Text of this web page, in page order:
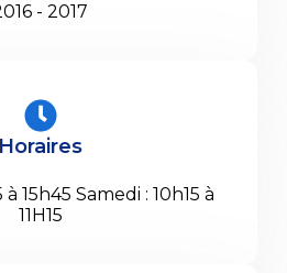
- 2017
Horaires
15h45 Samedi : 10h15 à
11H15